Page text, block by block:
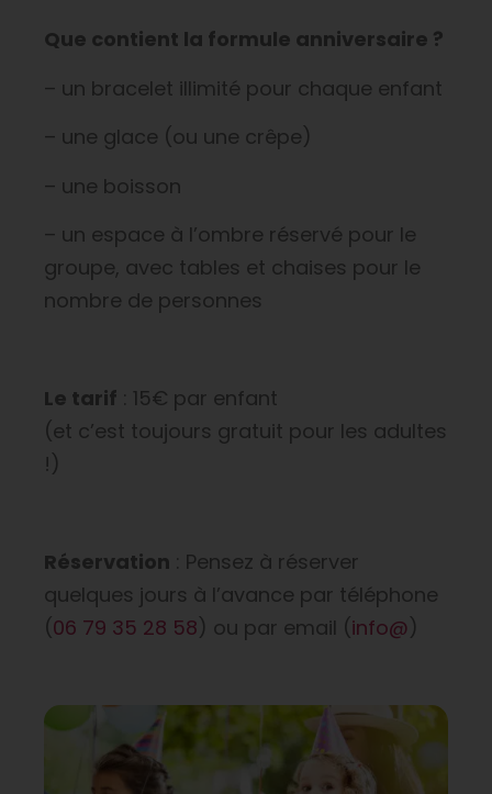
Que contient la formule anniversaire ?
– un bracelet illimité pour chaque enfant
– une glace (ou une crêpe)
– une boisson
– un espace à l’ombre réservé pour le
groupe, avec tables et chaises pour le
nombre de personnes
Le tarif : 15€ par enfant
(et c’est toujours gratuit pour les adultes
!)
Réservation : Pensez à réserver
quelques jours à l’avance par téléphone
(06 79 35 28 58) ou par email (info@)